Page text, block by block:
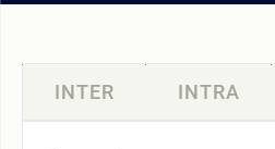
la
INTER INTRA